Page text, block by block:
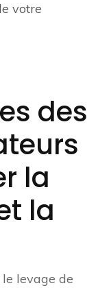
votre
des
la
la
levage de